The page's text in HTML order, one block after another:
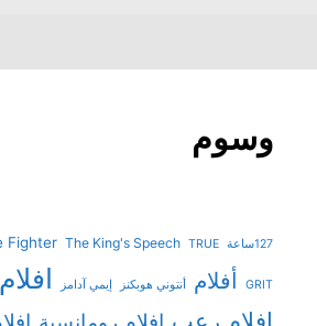
وسوم
127ساعة Fighter The King's Speech TRUE
GRIT أفلام أنتوني هوبكنز إيمي آدامز افلام
افلام رعب